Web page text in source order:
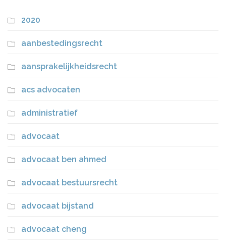
2020
aanbestedingsrecht
aansprakelijkheidsrecht
acs advocaten
administratief
advocaat
advocaat ben ahmed
advocaat bestuursrecht
advocaat bijstand
advocaat cheng